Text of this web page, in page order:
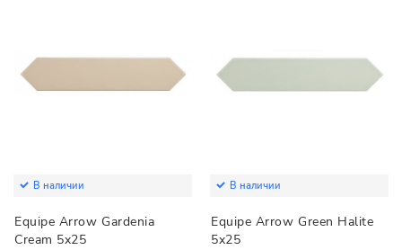
В наличии
Equipe Arrow Gardenia
Cream 5x25
В наличии
Equipe Arrow Green Halite
5x25